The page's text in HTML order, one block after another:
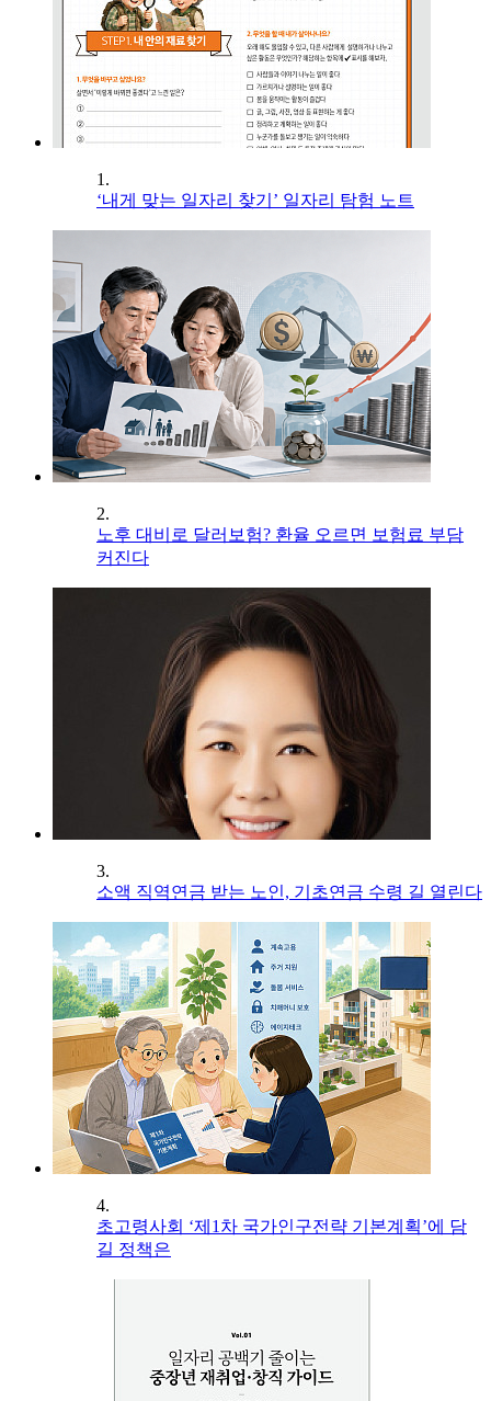
1.
‘내게 맞는 일자리 찾기’ 일자리 탐험 노트
2.
노후 대비로 달러보험? 환율 오르면 보험료 부담
커진다
3.
소액 직역연금 받는 노인, 기초연금 수령 길 열린다
4.
초고령사회 ‘제1차 국가인구전략 기본계획’에 담
길 정책은